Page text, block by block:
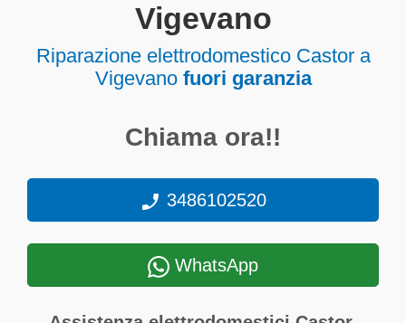
Vigevano
Riparazione elettrodomestico Castor a
Vigevano fuori garanzia
Chiama ora!!
3486102520
WhatsApp